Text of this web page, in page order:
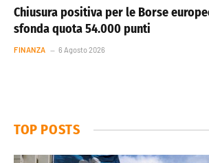
Chiusura positiva per le Borse
sfonda quota 54.000 punti
FINANZA 6 Agosto 2026
TOP POSTS